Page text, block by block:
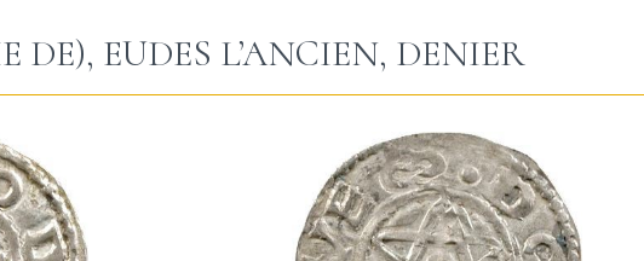
DE), EUDES L’ANCIEN, DENIER